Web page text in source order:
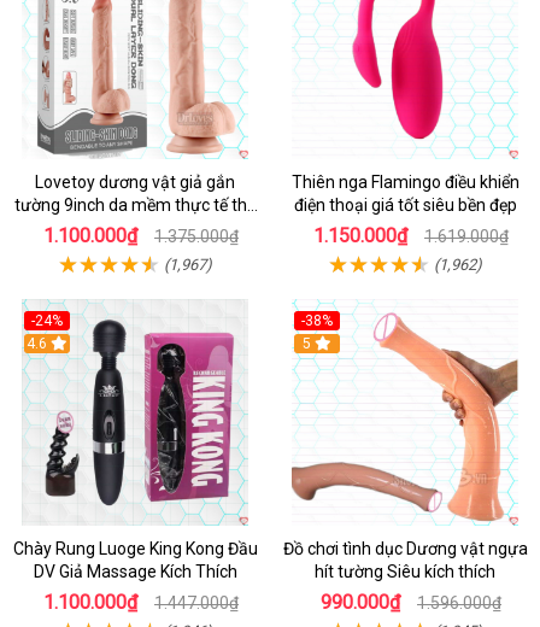
Lovetoy dương vật giả gắn
tường 9inch da mềm thực tế thú
vị
1.100.000₫ 1.375.000₫
(1,967)
Thiên nga Flamingo điều khiển
điện thoại giá tốt siêu bền đẹp
1.150.000₫ 1.619.000₫
(1,962)
-24%
4.6
Chày Rung Luoge King Kong Đầu
DV Giả Massage Kích Thích
1.100.000₫ 1.447.000₫
-38%
Hot
5
Đồ chơi tình dục Dương vật ngựa
hít tường Siêu kích thích
990.000₫ 1.596.000₫